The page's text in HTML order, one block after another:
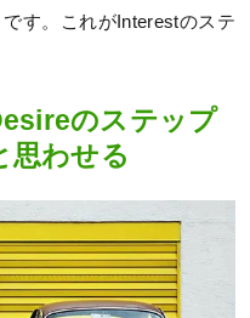
す。これがInterestのステ
のステップ
思わせる